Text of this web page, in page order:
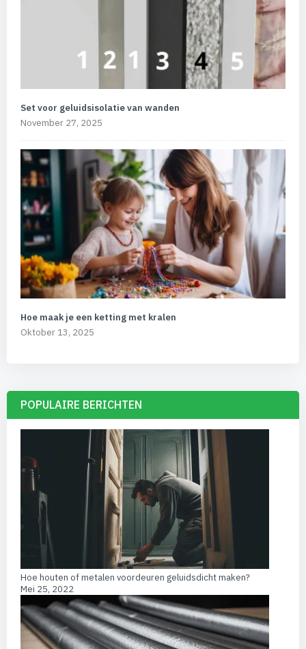
Set voor geluidsisolatie van wanden
November 27, 2025
Hoe maak je een ketting met kralen
Oktober 13, 2025
POPULAIRE BERICHTEN
Hoe houten of metalen voordeuren geluidsdicht maken?
Mei 25, 2022